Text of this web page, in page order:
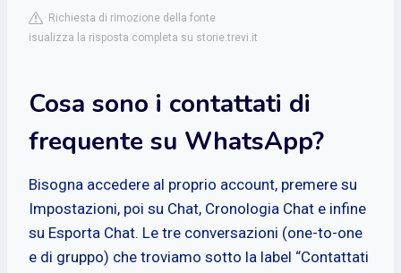
Richiesta di rimozione della fonte
isualizza la risposta completa su storie.trevi.it
Cosa sono i contattati di
frequente su WhatsApp?
Bisogna accedere al proprio account, premere su
Impostazioni, poi su Chat, Cronologia Chat e infine
su Esporta Chat. Le tre conversazioni (one-to-one
e di gruppo) che troviamo sotto la label “Contattati